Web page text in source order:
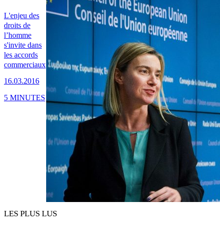
L'enjeu des
droits de
l’homme
s'invite dans
les accords
commerciaux
16.03.2016
5 MINUTES
LES PLUS LUS